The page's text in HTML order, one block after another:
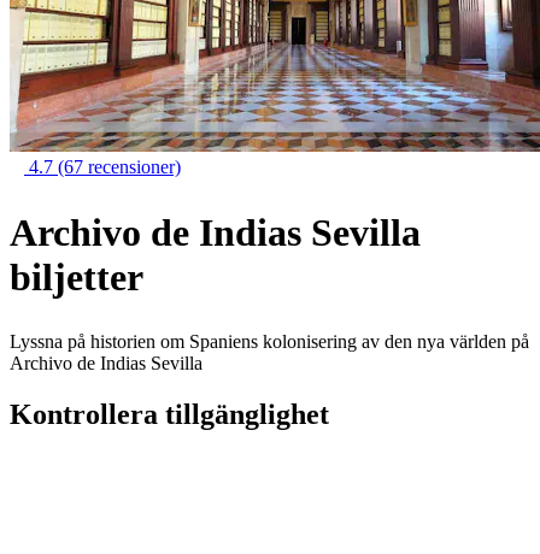
4.7 (67 recensioner)
Archivo de Indias Sevilla
biljetter
Lyssna på historien om Spaniens kolonisering av den nya världen på
Archivo de Indias Sevilla
Kontrollera tillgänglighet